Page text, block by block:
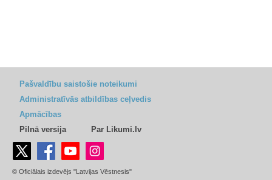
Pašvaldību saistošie noteikumi
Administratīvās atbildības ceļvedis
Apmācības
Pilnā versija
Par Likumi.lv
© Oficiālais izdevējs "Latvijas Vēstnesis"